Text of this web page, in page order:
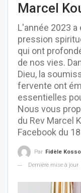
Marcel
L'année 2023
pression
qui ont
de nos vies.
Dieu, la
fervente ont
essentielles
Nous vous
du Rev Marcel
Facebook du
Par Fidèle
Dernière mise à jour